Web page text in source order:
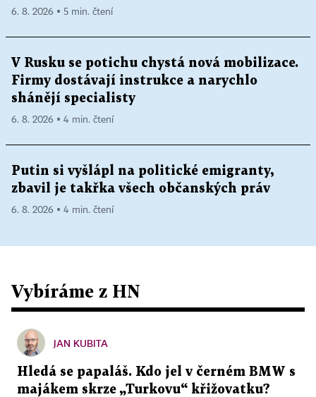
6. 8. 2026 ▪ 5 min. čtení
V Rusku se potichu chystá nová mobilizace.
Firmy dostávají instrukce a narychlo
shánějí specialisty
6. 8. 2026 ▪ 4 min. čtení
Putin si vyšlápl na politické emigranty,
zbavil je takřka všech občanských práv
6. 8. 2026 ▪ 4 min. čtení
Vybíráme z HN
JAN KUBITA
Hledá se papaláš. Kdo jel v černém BMW s
majákem skrze „Turkovu“ křižovatku?